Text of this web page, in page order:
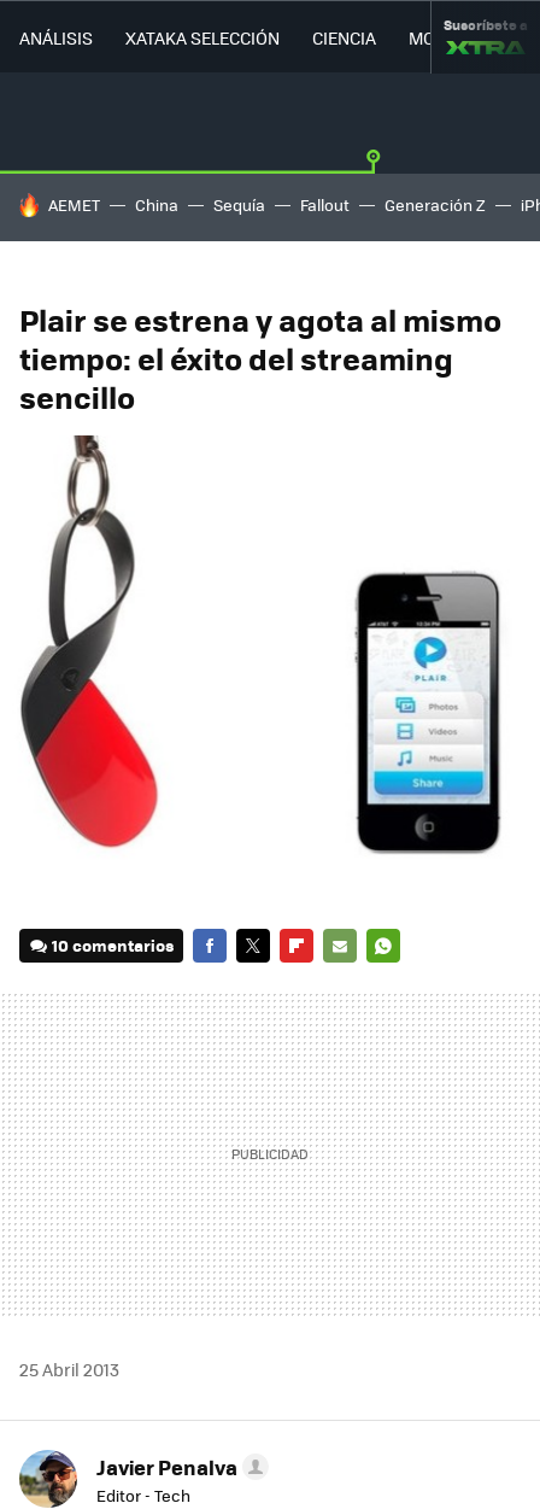
ANÁLISIS XATAKA SELECCIÓN CIENCIA MOVILIDAD
Suscríbete a
HOY SE HABLA DE
AEMET China Sequía Fallout Generación Z
Plair se estrena y agota al mismo
tiempo: el éxito del streaming
sencillo
10 comentarios
MAIL
25 Abril 2013
Javier Penalva
Editor - Tech